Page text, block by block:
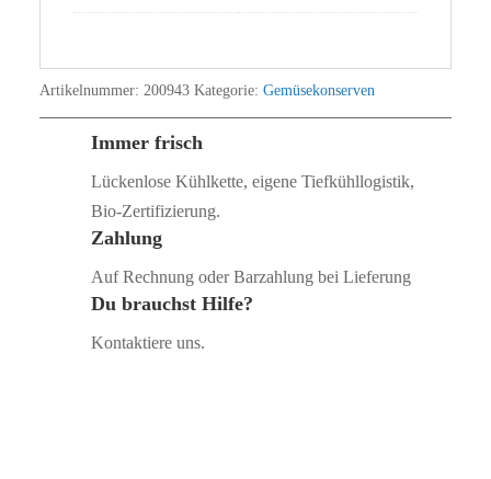
Artikelnummer: 200943 Kategorie: Gemüsekonserven
Immer frisch
Lückenlose Kühlkette, eigene Tiefkühllogistik,
Bio‑Zertifizierung.
Zahlung
Auf Rechnung oder Barzahlung bei Lieferung
Du brauchst Hilfe?
Kontaktiere uns.